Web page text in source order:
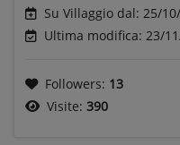
Su Villaggio dal: 25/
Ultima modifica: 23/
Followers: 13
Visite: 390